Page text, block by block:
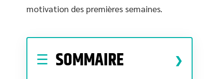
motivation des premières semaines.
SOMMAIRE